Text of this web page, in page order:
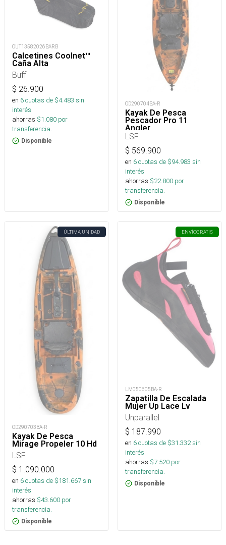
OUT13582026BARB
Calcetines Coolnet™
Caña Alta
Buff
$ 26.900
en 6cuotas de $4.483 sin
interés
ahorras $1.080 por
transferencia.
Disponible
OD290704BA-R
Kayak De Pesca
Pescador Pro 11
Angler
LSF
$ 569.900
en 6cuotas de $94.983 sin
interés
ahorras $22.800 por
transferencia.
Disponible
ÚLTIMA UNIDAD
OD290703BA-R
Kayak De Pesca
Mirage Propeler 10 Hd
LSF
$ 1.090.000
en 6cuotas de $181.667sin
interés
ahorras $43.600 por
transferencia.
Disponible
ENVÍOGRATIS
LM050605BA-R
Zapatilla De Escalada
Mujer Up Lace Lv
Unparallel
$ 187.990
en 6cuotas de $31.332sin
interés
ahorras $7.520 por
transferencia.
Disponible